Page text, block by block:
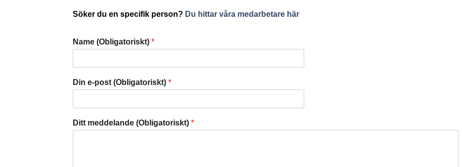
Söker du en specifik person? Du hittar våra medarbetare här
Name (Obligatoriskt) *
Din e-post (Obligatoriskt) *
Ditt meddelande (Obligatoriskt) *